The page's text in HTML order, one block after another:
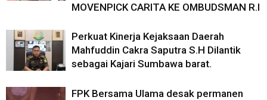
MOVENPICK CARITA KE OMBUDSMAN R.I
Perkuat Kinerja Kejaksaan Daerah
Mahfuddin Cakra Saputra S.H Dilantik
sebagai Kajari Sumbawa barat.
FPK Bersama Ulama desak permanen